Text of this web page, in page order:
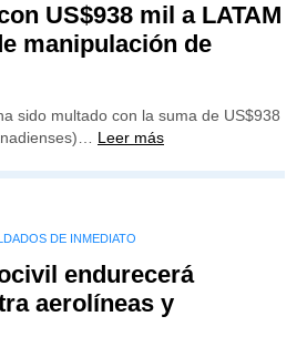
US$938 mil a LATAM
manipulación de
sido multado con la suma de US$938
Leer más
DE INMEDIATO
endurecerá
aerolíneas y